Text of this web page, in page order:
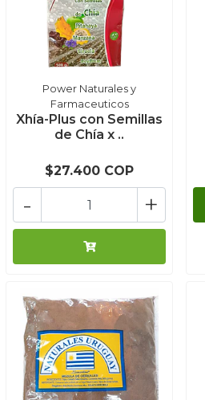
Power Naturales y
Farmaceuticos
Xhía-Plus con Semillas
de Chía x ..
$27.400 COP
+
-